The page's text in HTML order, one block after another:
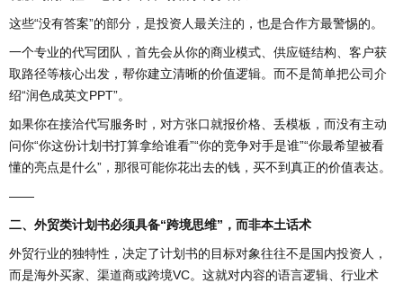
这些“没有答案”的部分，是投资人最关注的，也是合作方最警惕的。
一个专业的代写团队，首先会从你的商业模式、供应链结构、客户获
取路径等核心出发，帮你建立清晰的价值逻辑。而不是简单把公司介
绍“润色成英文PPT”。
如果你在接洽代写服务时，对方张口就报价格、丢模板，而没有主动
问你“你这份计划书打算拿给谁看”“你的竞争对手是谁”“你最希望被看
懂的亮点是什么”，那很可能你花出去的钱，买不到真正的价值表达。
——
二、外贸类计划书必须具备“跨境思维”，而非本土话术
外贸行业的独特性，决定了计划书的目标对象往往不是国内投资人，
而是海外买家、渠道商或跨境VC。这就对内容的语言逻辑、行业术